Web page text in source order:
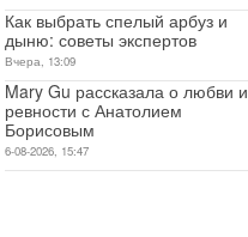
Как выбрать спелый арбуз и
дыню: советы экспертов
Вчера, 13:09
Mary Gu рассказала о любви и
ревности с Анатолием
Борисовым
6-08-2026, 15:47